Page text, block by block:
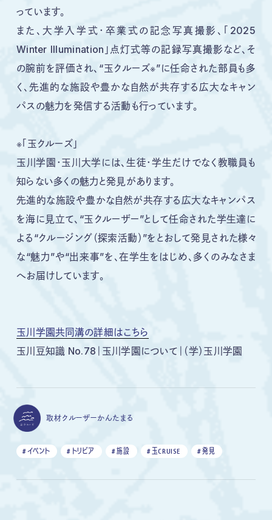
っています。
また、大学入学式・卒業式の記念写真撮影、「2025
Winter Illumination」点灯式等の記録写真撮影など、そ
の腕前を評価され、“玉クルーズ※”に任命された部員も多
く、先進的な施設や豊かな自然が共存する広大なキャン
パスの魅力を発信する活動も行っています。
※「玉クルーズ」
玉川学園・玉川大学には、生徒・学生だけでなく教職員も
知らない多くの魅力と発見があります。
先進的な施設や豊かな自然が共存する広大なキャンパス
を海に見立て、“玉クルーザー”として任命された学生達に
よる“クルージング（探索活動）”をとおして発見された様々
な“魅力”や“出来事”を、在学生をはじめ、多くのみなさま
へお届けしています。
玉川学園共同溝の詳細はこちら
玉川豆知識 No.78｜玉川学園について｜（学）玉川学園
取材クルーザーかんたまる
# イベント # トリビア # 施設 # 玉CRUISE # 発見